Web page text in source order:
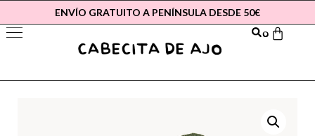
ENVÍO GRATUITO A PENÍNSULA DESDE 50€
0